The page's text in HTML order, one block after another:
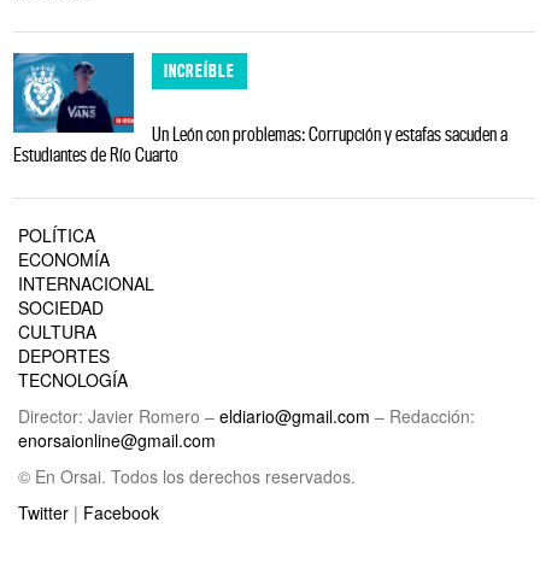
INCREÍBLE
Un León con problemas: Corrupción y estafas sacuden a
Estudiantes de Río Cuarto
POLÍTICA
ECONOMÍA
INTERNACIONAL
SOCIEDAD
CULTURA
DEPORTES
TECNOLOGÍA
Director: Javier Romero – eldiario@gmail.com – Redacción:
enorsaionline@gmail.com
© En Orsai. Todos los derechos reservados.
Twitter | Facebook